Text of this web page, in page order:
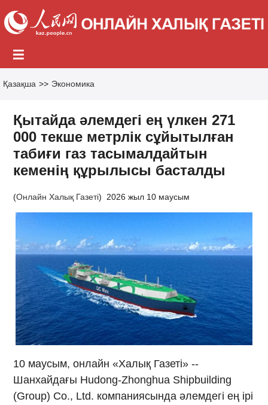
Қазақша >> Экономика
Қытайда әлемдегі ең үлкен 271
000 текше метрлік сұйытылған
табиғи газ тасымалдайтын
кеменің құрылысы басталды
(Онлайн Халық Газеті) 2026 жыл 10 маусым
10 маусым, онлайн «Халық Газеті» --
Шанхайдағы Hudong-Zhonghua Shipbuilding
(Group) Co., Ltd. компаниясында әлемдегі ең ірі